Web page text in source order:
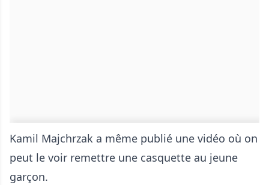
Kamil Majchrzak a même publié une vidéo où on
peut le voir remettre une casquette au jeune
garçon.